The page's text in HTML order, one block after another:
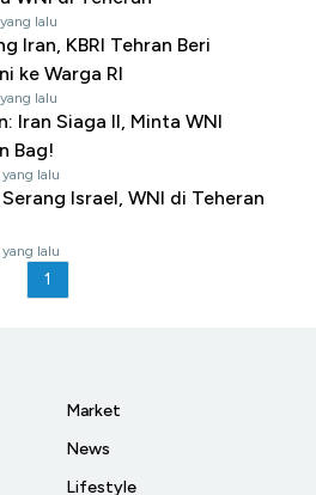
lalu
Iran, KBRI Tehran Beri
ke Warga RI
lalu
Iran Siaga II, Minta WNI
Bag!
lalu
Israel, WNI di Teheran
lalu
1
Market
News
Lifestyle